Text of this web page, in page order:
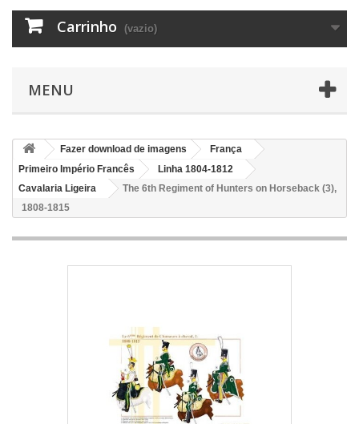
Carrinho (vazio)
MENU
Fazer download de imagens
França
Primeiro Império Francês
Linha 1804-1812
Cavalaria Ligeira
The 6th Regiment of Hunters on Horseback (3),
1808-1815